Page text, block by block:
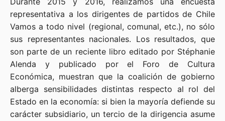
representativa a los dirigentes de partidos de Chile
Vamos a todo nivel (regional, comunal, etc.), no sólo
sus representantes nacionales. Los resultados, que
son parte de un reciente libro editado por Stéphanie
Alenda y publicado por el Foro de Cultura
Económica, muestran que la coalición de gobierno
alberga sensibilidades distintas respecto al rol del
Estado en la economía: si bien la mayoría defiende su
carácter subsidiario, un tercio de la dirigencia asume